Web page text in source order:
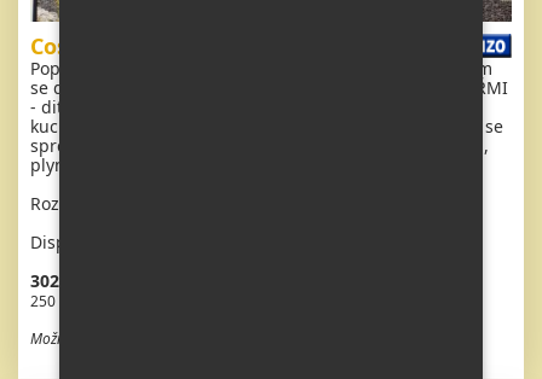
Cosalt Torino
Popis: Krásný, kompletně vybavený mobilheim 8,8 x 3,1m
se dvěma vchody, DVOJITÝMI ( izolačními ) OKNY A DVEŘMI
- dithermy. Obývací pokoj, jídelní kout ( rozkládací ),
kuchyň, ložnice ( dvoulůžko ), pokoj ( 2 lůžka ), koupelna se
sprchovým koutem s pevnou zástěnou + wc. Plynový krb,
plynová karma na ohřev vody.
Rozměr: 8,8 x 3,1m
Dispozice: 3 + kk
302 500 Kč vč. DPH
250 000 Kč bez DPH
Možnost odpočtu DPH